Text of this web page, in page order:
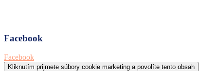
Facebook
Facebook
Kliknutím prijmete súbory cookie marketing a povolíte tento obsah